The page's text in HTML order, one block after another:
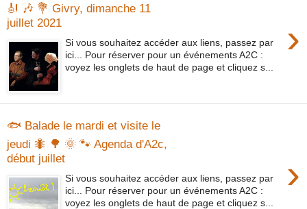
🎻 🎶 💐 Givry, dimanche 11
juillet 2021
›
Si vous souhaitez accéder aux liens, passez par
ici... Pour réserver pour un événements A2C :
voyez les onglets de haut de page et cliquez s...
🐟 Balade le mardi et visite le
jeudi 🐜 🌳 🌞 🐾 Agenda d'A2c,
début juillet
›
Si vous souhaitez accéder aux liens, passez par
ici... Pour réserver pour un événements A2C :
voyez les onglets de haut de page et cliquez s...